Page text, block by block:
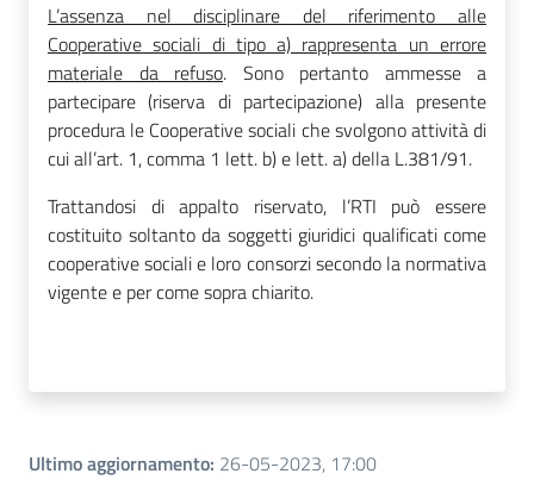
L’assenza nel disciplinare del riferimento alle
Cooperative sociali di tipo a) rappresenta un errore
materiale da refuso. Sono pertanto ammesse a
partecipare (riserva di partecipazione) alla presente
procedura le Cooperative sociali che svolgono attività di
cui all’art. 1, comma 1 lett. b) e lett. a)della L.381/91.
Trattandosi di appalto riservato, l’RTI può essere
costituito soltanto da soggetti giuridici qualificati come
cooperative sociali e loro consorzi secondo la normativa
vigente e per come sopra chiarito.
Ultimo aggiornamento: 26-05-2023, 17:00